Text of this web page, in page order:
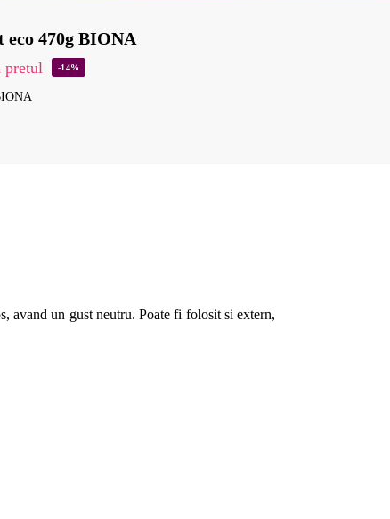
eco 470g BIONA
pretul -14%
avand un gust neutru. Poate fi folosit si extern,